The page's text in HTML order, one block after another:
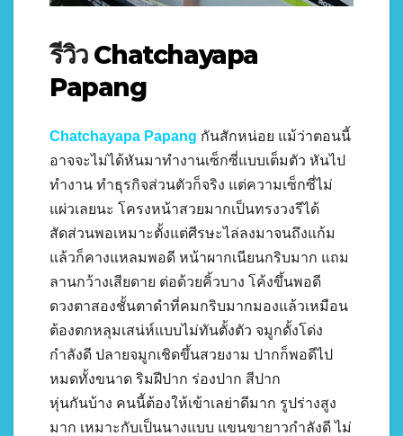
รีวิว Chatchayapa
Papang
Chatchayapa Papang กันสักหน่อย แม้ว่าตอนนี้
อาจจะไม่ได้หันมาทำงานเซ็กซี่แบบเต็มตัว หันไป
ทำงาน ทำธุรกิจส่วนตัวก็จริง แต่ความเซ็กซี่ไม่
แผ่วเลยนะ โครงหน้าสวยมากเป็นทรงวงรีได้
สัดส่วนพอเหมาะตั้งแต่ศีรษะไล่ลงมาจนถึงแก้ม
แล้วก็คางแหลมพอดี หน้าผากเนียนกริบมาก แถม
ลานกว้างเสียดาย ต่อด้วยคิ้วบาง โค้งขึ้นพอดี
ดวงตาสองชั้นตาดำที่คมกริบมากมองแล้วเหมือน
ต้องตกหลุมเสน่ห์แบบไม่ทันตั้งตัว จมูกดั้งโด่ง
กำลังดี ปลายจมูกเชิดขึ้นสวยงาม ปากก็พอดีไป
หมดทั้งขนาด ริมฝีปาก ร่องปาก สีปาก
หุ่นกันบ้าง คนนี้ต้องให้เข้าเลย่าดีมาก รูปร่างสูง
มาก เหมาะกับเป็นนางแบบ แขนขายาวกำลังดี ไม่